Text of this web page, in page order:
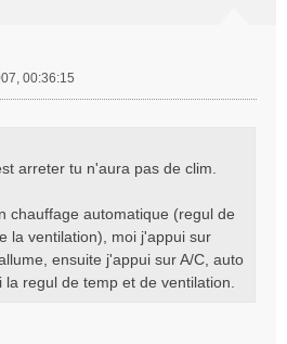
00:36:15
arreter tu n'aura pas de clim.
chauffage automatique (regul de
la ventilation), moi j'appui sur
ensuite j'appui sur A/C, auto
regul de temp et de ventilation.